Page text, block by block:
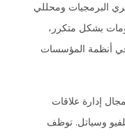
البرمجيات ومحللي
بشكل متكرر،
أنظمة المؤسسات
إدارة علاقات
وسياتل. توظف